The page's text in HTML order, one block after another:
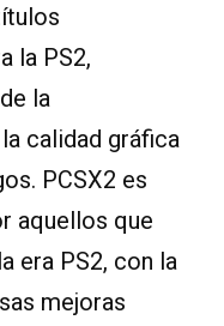
la PS2,
la
calidad gráfica
PCSX2 es
aquellos que
era PS2, con la
mejoras